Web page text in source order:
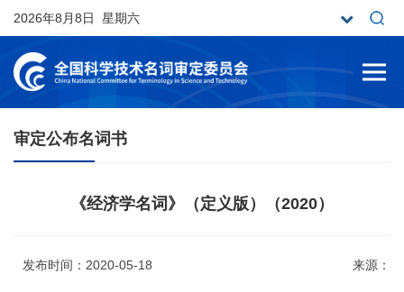
2026年8月8日 星期六
审定公布名词书
《经济学名词》（定义版）（2020）
发布时间：2020-05-18 来源：